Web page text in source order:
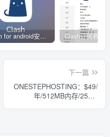
Clash for android安卓客户端保姆级新手使用教程
下一篇
ONESTEPHOSTING：$49/
年/512MB内存/25GB